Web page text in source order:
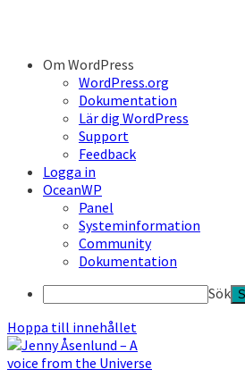
Om WordPress
WordPress.org
Dokumentation
Lär dig WordPress
Support
Feedback
Logga in
OceanWP
Panel
Systeminformation
Community
Dokumentation
Sök
Hoppa till innehållet